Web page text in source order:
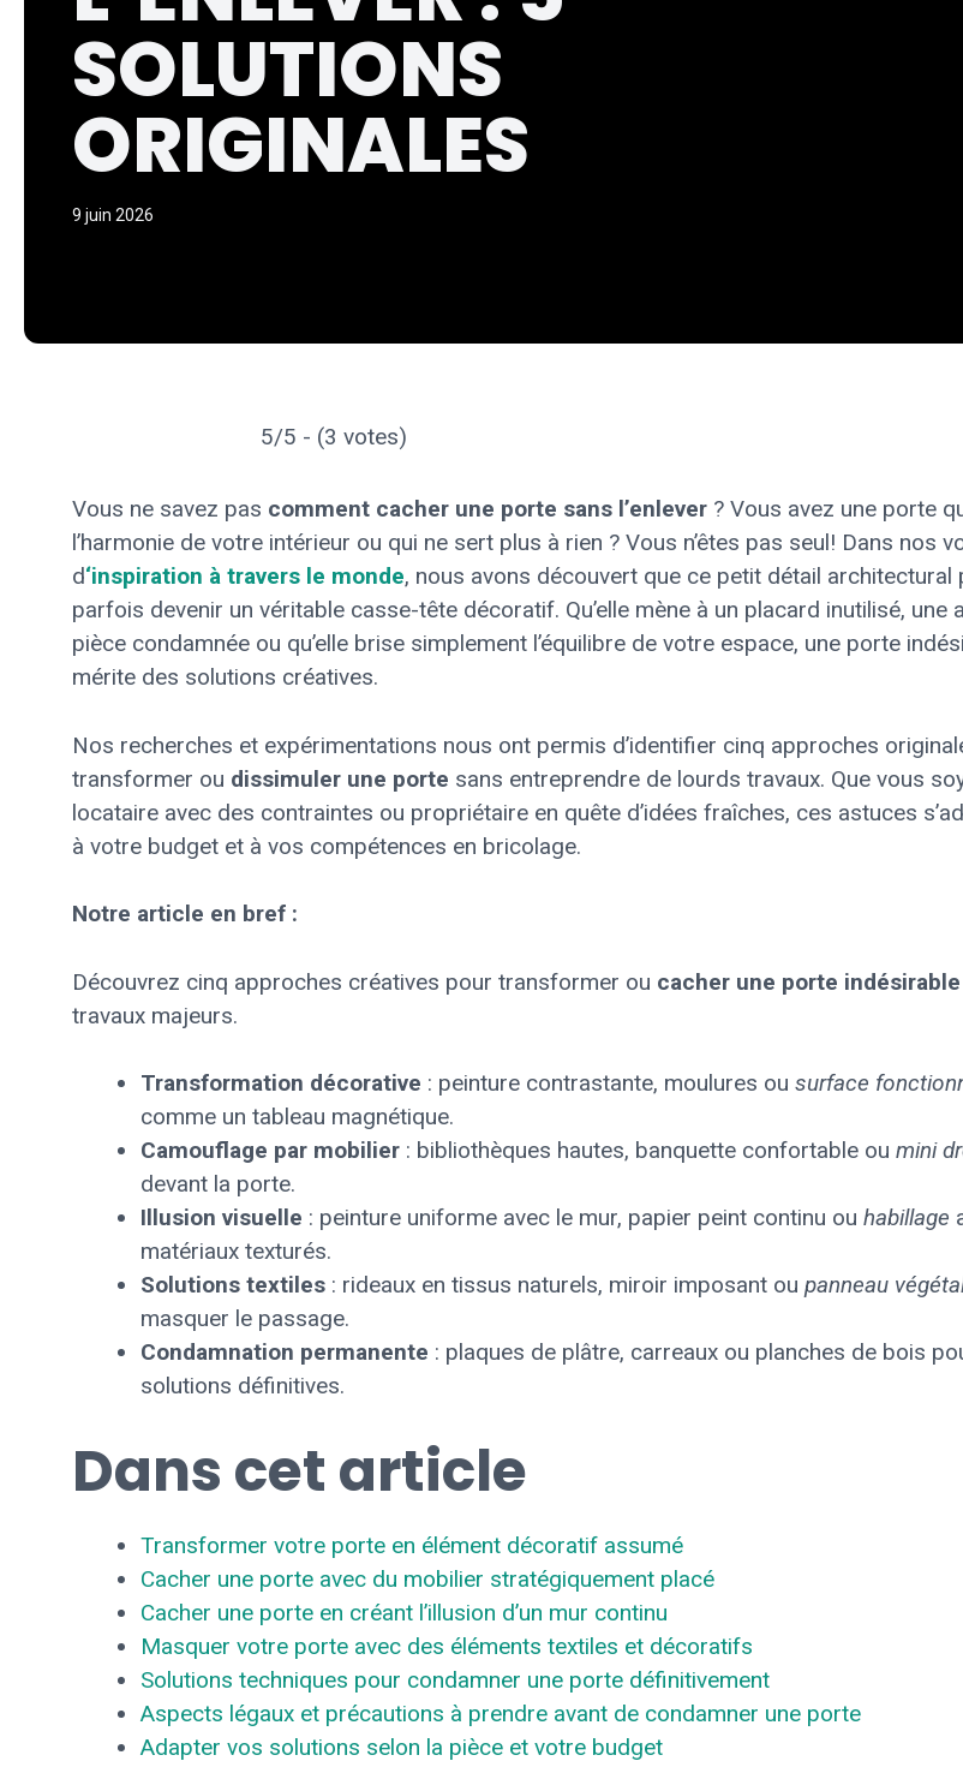
SOLUTIONS
ORIGINALES
9 juin 2026
5/5 - (3 votes)
Vous ne savez pas comment cacher une porte sans l’enlever ? Vous avez une porte
l’harmonie de votre intérieur ou qui ne sert plus à rien ? Vous n’êtes pas seul! Dans nos
d‘inspiration à travers le monde, nous avons découvert que ce petit détail architectural
parfois devenir un véritable casse-tête décoratif. Qu’elle mène à un placard inutilisé, une
pièce condamnée ou qu’elle brise simplement l’équilibre de votre espace, une porte
mérite des solutions créatives.
Nos recherches et expérimentations nous ont permis d’identifier cinq approches
transformer ou dissimuler une porte sans entreprendre de lourds travaux. Que vous
locataire avec des contraintes ou propriétaire en quête d’idées fraîches, ces astuces
à votre budget et à vos compétences en bricolage.
Notre article en bref :
Découvrez cinq approches créatives pour transformer ou cacher une porte indésirable
travaux majeurs.
Transformation décorative : peinture contrastante, moulures ou surface
comme un tableau magnétique.
Camouflage par mobilier : bibliothèques hautes, banquette confortable ou mini
devant la porte.
Illusion visuelle : peinture uniforme avec le mur, papier peint continu ou habillage
matériaux texturés.
Solutions textiles : rideaux en tissus naturels, miroir imposant ou panneau
masquer le passage.
Condamnation permanente : plaques de plâtre, carreaux ou planches de bois
solutions définitives.
Dans cet article
Transformer votre porte en élément décoratif assumé
Cacher une porte avec du mobilier stratégiquement placé
Cacher une porte en créant l’illusion d’un mur continu
Masquer votre porte avec des éléments textiles et décoratifs
Solutions techniques pour condamner une porte définitivement
Aspects légaux et précautions à prendre avant de condamner une porte
Adapter vos solutions selon la pièce et votre budget